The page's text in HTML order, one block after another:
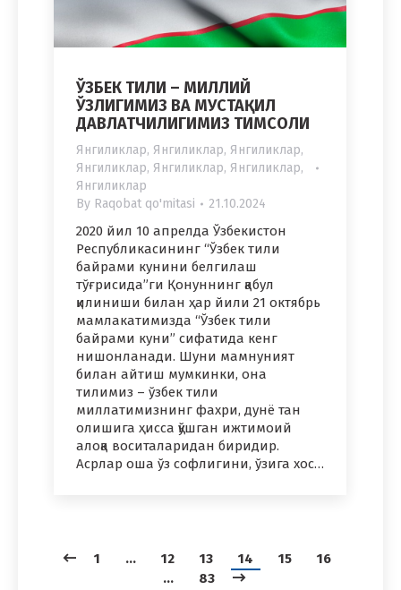
ЎЗБЕК ТИЛИ – МИЛЛИЙ
ЎЗЛИГИМИЗ ВА МУСТАҚИЛ
ДАВЛАТЧИЛИГИМИЗ ТИМСОЛИ
Янгиликлар, Янгиликлар, Янгиликлар,
Янгиликлар, Янгиликлар, Янгиликлар,
Янгиликлар
By Raqobat qo'mitasi 21.10.2024
2020 йил 10 апрелда Ўзбекистон
Республикасининг “Ўзбек тили
байрами кунини белгилаш
тўғрисида”ги Қонуннинг қабул
қилиниши билан ҳар йили 21 октябрь
мамлакатимизда “Ўзбек тили
байрами куни” сифатида кенг
нишонланади. Шуни мамнуният
билан айтиш мумкинки, она
тилимиз – ўзбек тили
миллатимизнинг фахри, дунё тан
олишига ҳисса қўшган ижтимоий
алоқа воситаларидан биридир.
Асрлар оша ўз софлигини, ўзига хос…
1 … 12 13 14 15
16
…
83